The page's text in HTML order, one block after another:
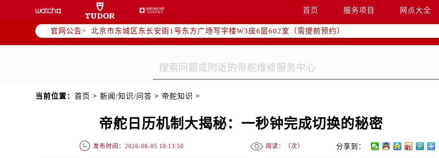
首页 服务项目 网点大全
官网公告>
2026年6月帝舵全国官方售后客户服务热线：400-801-5381
2026年6月帝舵售后服务中心最新网点地址：
北京市东城区东长安街1号东方广场写字楼W3座6层602室（需提前预约）
北京市朝阳区建国门外大街甲6号华熙国际中心写字楼D座11层1102室（需提前预约）
上海市徐汇区虹桥路3号港汇中心写字楼2座37层3705室（需提前预约）
南京市秦淮区中山南路1号（新街口）南京中心写字楼22层C1-1室（需提前预约）
徐州市鼓楼区淮海东路29号苏宁广场IFC国际金融中心写字楼35层3508室（需提前预约）
扬州市邗江区国展路29号星耀天地写字楼1号楼18层1803室（需提前预约）
当前位置： 首页 > 新闻/知识/问答 > 帝舵知识 >
帝舵日历机制大揭秘：一秒钟完成切换的秘密
发布时间：2026-06-05 10:13:50 阅读：（次） 分享到：